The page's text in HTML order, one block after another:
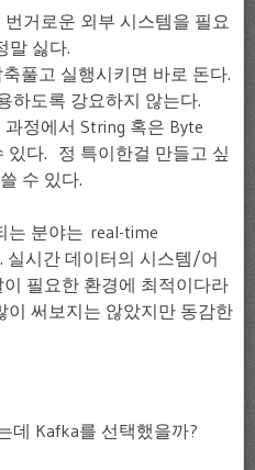
거로운 외부 시스템을 필요
말 싫다.
풀고 실행시키면 바로 돈다.
하도록 강요하지 않는다.
과정에서 String 혹은 Byte
있다. 정 특이한걸 만들고 싶
수 있다.
는 분야는 real-time
실시간 데이터의 시스템/어
필요한 환경에 최적이다라
이 써보지는 않았지만 동감한
데 Kafka를 선택했을까?